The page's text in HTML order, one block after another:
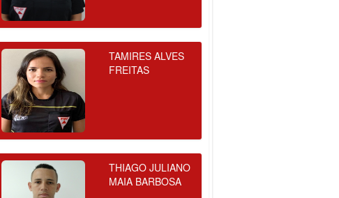
TAMIRES ALVES
FREITAS
THIAGO JULIANO
MAIA BARBOSA